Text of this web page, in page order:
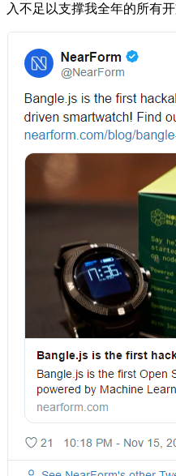
入不足以支撑我全年的所有